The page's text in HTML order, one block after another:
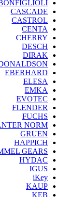
CASCADE
CASTROL
CENTA
CHERRY
DESCH
DIRAK
EBERHARD
ELESA
EMKA
EVOTEC
FLENDER
FUCHS
NORM
GRUEN
HAPPICH
GEARS
HYDAC
IGUS
iKey
KAUP
KEB